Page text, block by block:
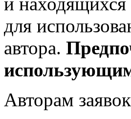
для
автора.
Авторам